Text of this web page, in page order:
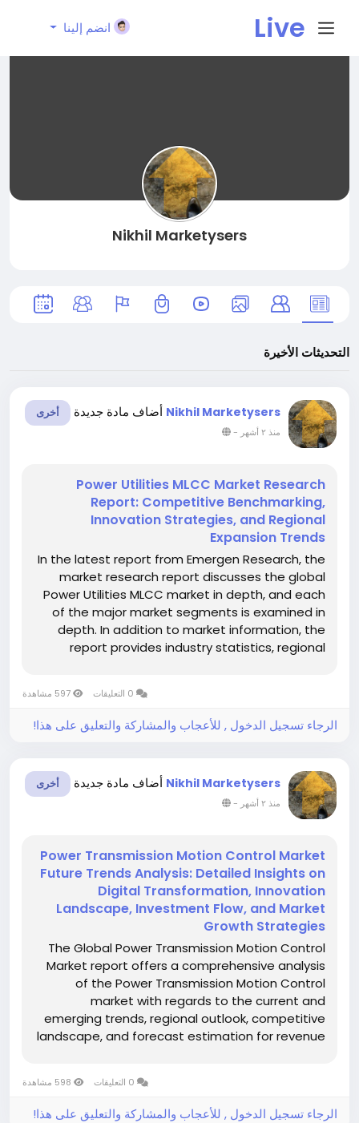
Live
انضم إلينا
Nikhil Marketysers
التحديثات الأخيرة
Nikhil Marketysers أضاف مادة جديدة أخرى
منذ ٢ أشهر -
Power Utilities MLCC Market Research
Report: Competitive Benchmarking,
Innovation Strategies, and Regional
Expansion Trends
In the latest report from Emergen Research, the
market research report discusses the global
Power Utilities MLCC market in depth, and each
of the major market segments is examined in
depth. In addition to market information, the
report provides industry statistics, regional
الرجاء تسجيل الدخول , للأعجاب والمشاركة والتعليق على هذا!
Nikhil Marketysers أضاف مادة جديدة أخرى
منذ ٢ أشهر -
Power Transmission Motion Control Market
Future Trends Analysis: Detailed Insights on
Digital Transformation, Innovation
Landscape, Investment Flow, and Market
Growth Strategies
The Global Power Transmission Motion Control
Market report offers a comprehensive analysis
of the Power Transmission Motion Control
market with regards to the current and
emerging trends, regional outlook, competitive
landscape, and forecast estimation for revenue
on growth statistics, estimation of...
الرجاء تسجيل الدخول , للأعجاب والمشاركة والتعليق على هذا!